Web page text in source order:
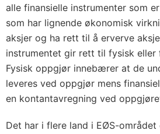
alle finansielle instrumenter som
som har lignende økonomisk
aksjer og ha rett til å erverve
instrumentet gir rett til fysisk eller
Fysisk oppgjør innebærer at de
leveres ved oppgjør mens
en kontantavregning ved
Det har i flere land i EØS-området